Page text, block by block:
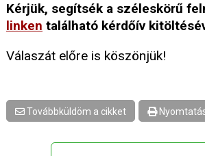
Kérjük, segítsék a széleskörű
linken található kérdőív
Válaszát előre is köszönjük!
Továbbküldöm a cikket